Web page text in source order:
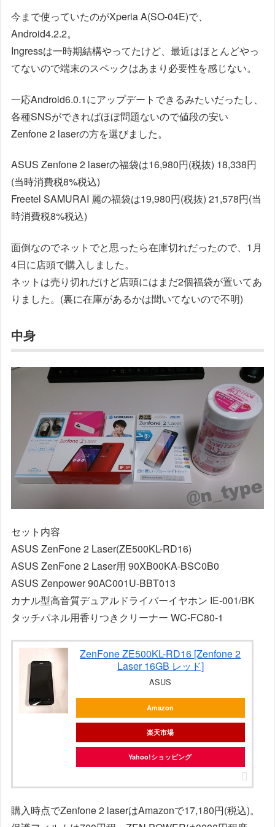
今まで使っていたのがXperia A(SO-04E)で、
Android4.2.2。
Ingressは一時期結構やってたけど、最近はほとんどやっ
てないので端末のスペックはあまり必要性を感じない。
一応Android6.0.1にアップデートできるみたいだったし、
各種SNSができればほぼ問題ないので値段の安い
Zenfone 2 laserの方を選びました。
ASUS Zenfone 2 laserの福袋は16,980円(税抜) 18,338円
(当時消費税8%税込)
Freetel SAMURAI 麗の福袋は19,980円(税抜) 21,578円(当
時消費税8%税込)
面倒なのでネットでと思ったら在庫切れだったので、1月
4日に店頭で購入しました。
ネットは売り切れだけど店頭にはまだ2個福袋が置いてあ
りました。(裏に在庫があるかは聞いてないので不明)
中身
セット内容
ASUS ZenFone 2 Laser(ZE500KL-RD16)
ASUS ZenFone 2 Laser用 90XB00KA-BSC0B0
ASUS Zenpower 90AC001U-BBT013
カナル型高音質デュアルドライバーイヤホン IE-001/BK
タッチパネル用香りつきクリーナー WC-FC80-1
ZenFone ZE500KL-RD16 [Zenfone 2
Laser 16GB レッド]
ASUS
Amazon
楽天市場
Yahoo!ショッピング
購入時点でZenfone 2 laserはAmazonで17,180円(税込)。